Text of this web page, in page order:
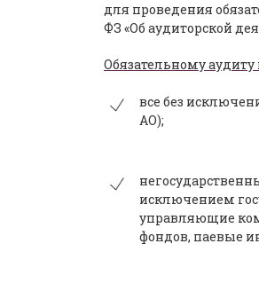
для проведения
ФЗ «Об аудиторской
Обязательному
все без
АО);
исключением
управляющие
фондов, паевые